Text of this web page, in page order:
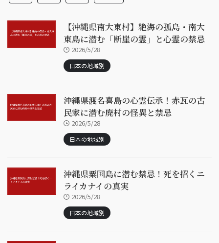
【沖縄県南大東村】絶海の孤島・南大
東島に潜む「断崖の霊」と心霊の禁忌
2026/5/28
日本の地域別
沖縄県渡名喜島の心霊伝承！赤瓦の古
民家に潜む廃村の怪異と禁忌
2026/5/28
日本の地域別
沖縄県粟国島に潜む禁忌！死を招くニ
ライカナイの真実
2026/5/28
日本の地域別